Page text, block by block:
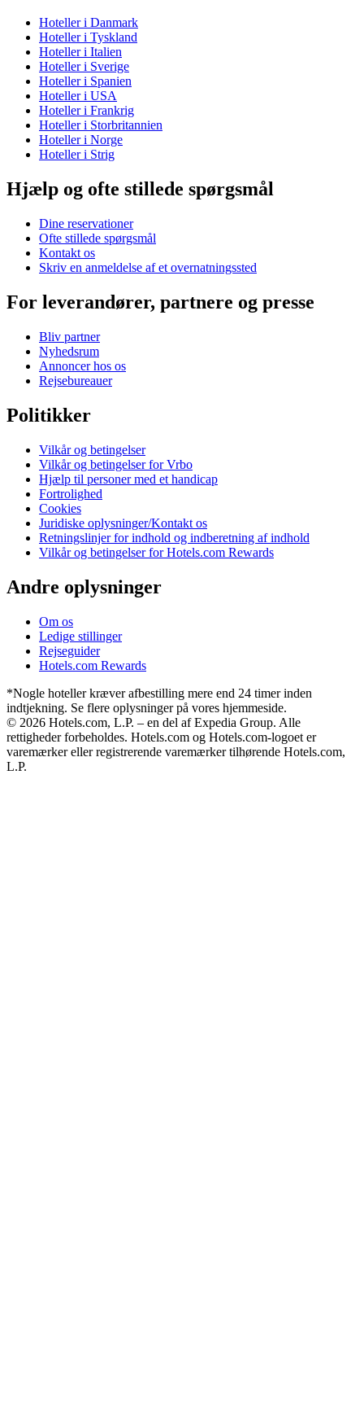
Hoteller i Danmark
Hoteller i Tyskland
Hoteller i Italien
Hoteller i Sverige
Hoteller i Spanien
Hoteller i USA
Hoteller i Frankrig
Hoteller i Storbritannien
Hoteller i Norge
Hoteller i Strig
Hjælp og ofte stillede spørgsmål
Dine reservationer
Ofte stillede spørgsmål
Kontakt os
Skriv en anmeldelse af et overnatningssted
For leverandører, partnere og presse
Bliv partner
Nyhedsrum
Annoncer hos os
Rejsebureauer
Politikker
Vilkår og betingelser
Vilkår og betingelser for Vrbo
Hjælp til personer med et handicap
Fortrolighed
Cookies
Juridiske oplysninger/Kontakt os
Retningslinjer for indhold og indberetning af indhold
Vilkår og betingelser for Hotels.com Rewards
Andre oplysninger
Om os
Ledige stillinger
Rejseguider
Hotels.com Rewards
*Nogle hoteller kræver afbestilling mere end 24 timer inden
indtjekning. Se flere oplysninger på vores hjemmeside.
© 2026 Hotels.com, L.P. – en del af Expedia Group. Alle
rettigheder forbeholdes. Hotels.com og Hotels.com-logoet er
varemærker eller registrerende varemærker tilhørende Hotels.com,
L.P.